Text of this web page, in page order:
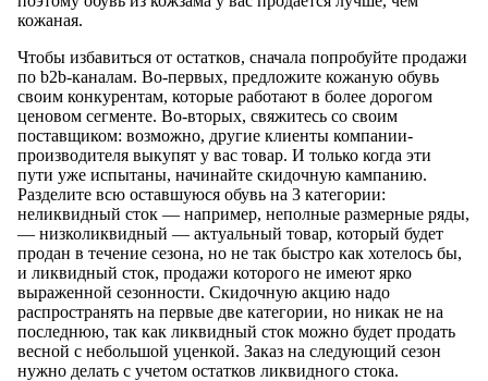
кожаная.
Чтобы избавиться от остатков, сначала попробуйте продажи
по b2b-каналам. Во-первых, предложите кожаную обувь
своим конкурентам, которые работают в более дорогом
ценовом сегменте. Во-вторых, свяжитесь со своим
поставщиком: возможно, другие клиенты компании-
производителя выкупят у вас товар. И только когда эти
пути уже испытаны, начинайте скидочную кампанию.
Разделите всю оставшуюся обувь на 3 категории:
неликвидный сток — например, неполные размерные ряды,
— низколиквидный — актуальный товар, который будет
продан в течение сезона, но не так быстро как хотелось бы,
и ликвидный сток, продажи которого не имеют ярко
выраженной сезонности. Скидочную акцию надо
распространять на первые две категории, но никак не на
последнюю, так как ликвидный сток можно будет продать
весной с небольшой уценкой. Заказ на следующий сезон
нужно делать с учетом остатков ликвидного стока.